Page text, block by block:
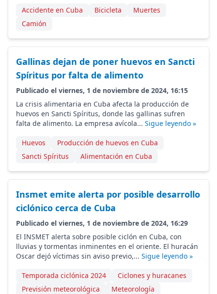
Accidente en Cuba Bicicleta
Muertes
Camión
Gallinas dejan de poner huevos en Sancti
Spíritus por falta de alimento
Publicado el viernes, 1 de noviembre de 2024, 16:15
La crisis alimentaria en Cuba afecta la producción de
huevos en Sancti Spíritus, donde las gallinas sufren
falta de alimento. La empresa avícola... Sigue leyendo »
Huevos
Producción de huevos en Cuba
Sancti Spíritus
Alimentación en Cuba
Insmet emite alerta por posible desarrollo
ciclónico cerca de Cuba
Publicado el viernes, 1 de noviembre de 2024, 16:29
El INSMET alerta sobre posible ciclón en Cuba, con
lluvias y tormentas inminentes en el oriente. El huracán
Oscar dejó víctimas sin aviso previo,... Sigue leyendo »
Temporada ciclónica 2024
Ciclones y huracanes
Previsión meteorológica
Meteorología